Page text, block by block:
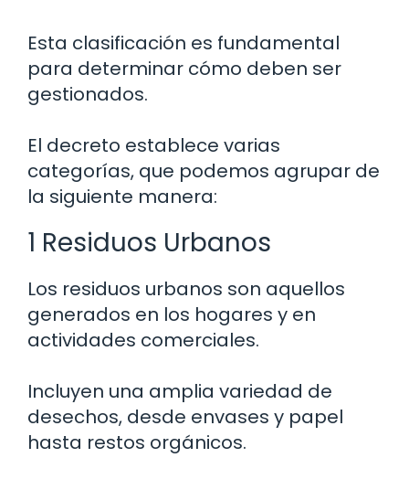
Esta clasificación es fundamental
para determinar cómo deben ser
gestionados.
El decreto establece varias
categorías, que podemos agrupar de
la siguiente manera:
1 Residuos Urbanos
Los residuos urbanos son aquellos
generados en los hogares y en
actividades comerciales.
Incluyen una amplia variedad de
desechos, desde envases y papel
hasta restos orgánicos.